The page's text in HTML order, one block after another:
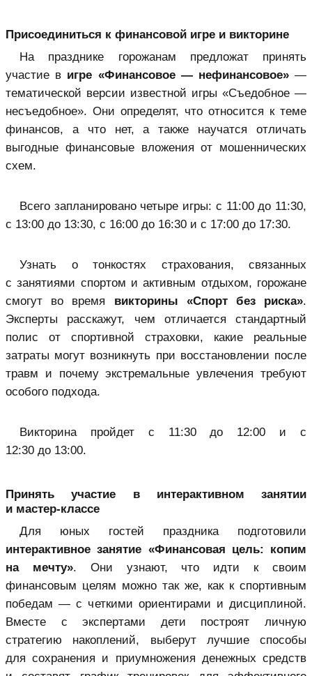
Присоединиться к финансовой игре и викторине
На празднике горожанам предложат принять
участие в игре «Финансовое — нефинансовое»—
тематической версии известной игры «Съедобное —
несъедобное». Они определят, что относится к теме
финансов, а что нет, а также научатся отличать
выгодные финансовые вложения от мошеннических
схем.
Всего запланировано четыре игры: с 11:00 до 11:30,
с 13:00 до 13:30, с 16:00 до 16:30 и с 17:00 до 17:30.
Узнать о тонкостях страхования, связанных
с занятиями спортом и активным отдыхом, горожане
смогут во время викторины «Спорт без риска».
Эксперты расскажут, чем отличается стандартный
полис от спортивной страховки, какие реальные
затраты могут возникнуть при восстановлении после
травм и почему экстремальные увлечения требуют
особого подхода.
Викторина пройдет с 11:30 до 12:00 и с
12:30 до 13:00.
Принять участие в интерактивном занятии
и мастер-классе
Для юных гостей праздника подготовили
интерактивное занятие «Финансовая цель: копим
на мечту». Они узнают, что идти к своим
финансовым целям можно так же, как к спортивным
победам — с четкими ориентирами и дисциплиной.
Вместе с экспертами дети построят личную
стратегию накоплений, выберут лучшие способы
для сохранения и приумножения денежных средств